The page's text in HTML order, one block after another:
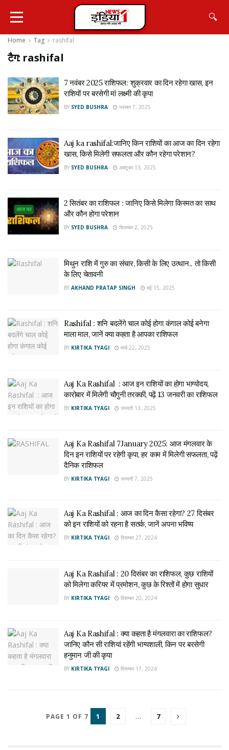
🔍
Home Tag rashifal
टैग: rashifal
7 नवंबर 2025 राशिफल: शुक्रवार का दिन रहेगा खास, इन
राशियों पर बरसेगी मां लक्ष्मी की कृपा
BY SYED BUSHRA नवम्बर 7, 2025
Aaj ka rashifal:जानिए किन राशियों का आज का दिन रहेगा
खास, किसे मिलेगी सफलता और कौन रहेगा परेशान?
BY SYED BUSHRA अक्टूबर 13, 2025
2 सितंबर का राशिफल : जानिए किसे मिलेगा किस्मत का साथ
और कौन होगा परेशान
BY SYED BUSHRA सितम्बर 2, 2025
मिथुन राशि में गुरु का संचार, किसी के लिए उत्थान.. तो किसी
के लिए चेतावनी
BY AKHAND PRATAP SINGH मई 15, 2025
Rashifal : शनि बदलेंगे चाल कोई होगा कंगाल कोई बनेगा
माला माल, जानें क्या कहता है आपका राशिफल
BY KIRTIKA TYAGI मार्च 22, 2025
Aaj Ka Rashifal : आज इन राशियों का होगा भाग्योदय,
कारोबार में मिलेगी चौगुनी तरक्की, पढ़ें 13 जनवरी का राशिफल
BY KIRTIKA TYAGI जनवरी 13, 2025
Aaj Ka Rashifal 7January 2025: आज मंगलवार के
दिन इन राशियों पर रहेगी कृपा, हर काम में मिलेगी सफलता, पढ़ें
दैनिक राशिफल
BY KIRTIKA TYAGI जनवरी 7, 2025
Aaj Ka Rashifal : आज का दिन कैसा रहेगा? 27 दिसंबर
को इन राशियों को रहना है सतर्क, जानें अपना भविष्य
BY KIRTIKA TYAGI दिसम्बर 27, 2024
Aaj Ka Rashifal : 20 दिसंबर का राशिफल, कुछ राशियों
को मिलेगा करियर में प्रमोशन, कुछ के रिश्तों में होगा सुधार
BY KIRTIKA TYAGI दिसम्बर 20, 2024
Aaj Ka Rashifal : क्या कहता है मंगलवारा का राशिफल?
जानिए कौन सी राशियां रहेंगी भाग्यशाली, किन पर बरसेगी
हनुमान जी की कृपा
BY KIRTIKA TYAGI दिसम्बर 17, 2024
PAGE 1 OF 7 1 2 … 7